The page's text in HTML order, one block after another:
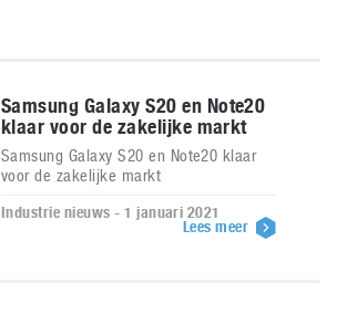
Samsung Galaxy S20 en Note20
klaar voor de zakelijke markt
Samsung Galaxy S20 en Note20 klaar
voor de zakelijke markt
Industrie nieuws - 1 januari 2021
Lees meer